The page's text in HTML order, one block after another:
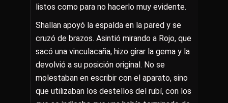
listos como para no hacerlo muy evidente.
Shallan apoyó la espalda en la pared y se
cruzó de brazos. Asintió mirando a Rojo, que
sacó una vinculacaña, hizo girar la gema y la
devolvió a su posición original. No se
molestaban en escribir con el aparato, sino
que utilizaban los destellos del rubí, con los